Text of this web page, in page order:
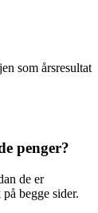
som årsresultat
penger?
de er
begge sider.